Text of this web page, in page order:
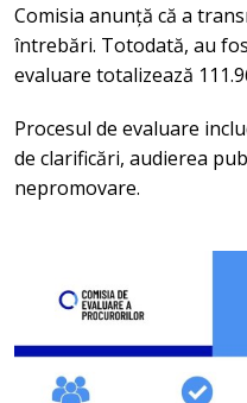
Comisia anunță că a
întrebări. Totodată, au
evaluare totalizează
Procesul de evaluare
de clarificări, audierea
nepromovare.